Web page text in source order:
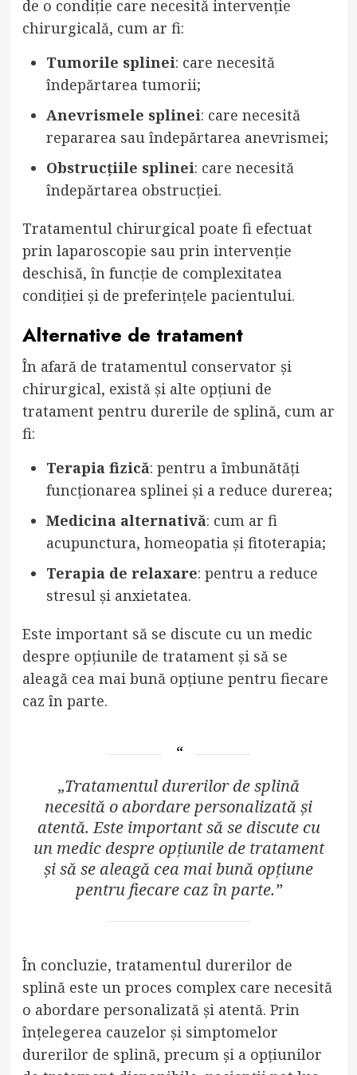
de o condiție care necesită intervenție
chirurgicală, cum ar fi:
Tumorile splinei: care necesită
îndepărtarea tumorii;
Anevrismele splinei: care necesită
repararea sau îndepărtarea anevrismei;
Obstrucțiile splinei: care necesită
îndepărtarea obstrucției.
Tratamentul chirurgical poate fi efectuat
prin laparoscopie sau prin intervenție
deschisă, în funcție de complexitatea
condiției și de preferințele pacientului.
Alternative de tratament
În afară de tratamentul conservator și
chirurgical, există și alte opțiuni de
tratament pentru durerile de splină, cum ar
fi:
Terapia fizică: pentru a îmbunătăți
funcționarea splinei și a reduce durerea;
Medicina alternativă: cum ar fi
acupunctura, homeopatia și fitoterapia;
Terapia de relaxare: pentru a reduce
stresul și anxietatea.
Este important să se discute cu un medic
despre opțiunile de tratament și să se
aleagă cea mai bună opțiune pentru fiecare
caz în parte.
„Tratamentul durerilor de splină
necesită o abordare personalizată și
atentă. Este important să se discute cu
un medic despre opțiunile de tratament
și să se aleagă cea mai bună opțiune
pentru fiecare caz în parte.”
În concluzie, tratamentul durerilor de
splină este un proces complex care necesită
o abordare personalizată și atentă. Prin
înțelegerea cauzelor și simptomelor
durerilor de splină, precum și a opțiunilor